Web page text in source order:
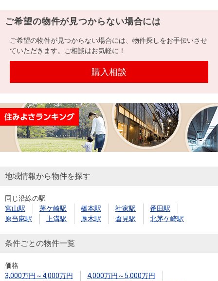
ご希望の物件が見つからない場合には
ご希望の物件が見つからない場合には、物件探しをお手伝いさせ
ていただきます。ご相談はお気軽に！
購入相談
地域情報から物件を探す
同じ沿線の駅
宮山駅
茅ケ崎駅 橋本駅 社家駅
番田駅
原当麻駅
上溝駅 厚木駅 倉見駅 北茅ケ崎駅
条件ごとの物件一覧
価格
3,000万円～4,000万円
4,000万円～5,000万円